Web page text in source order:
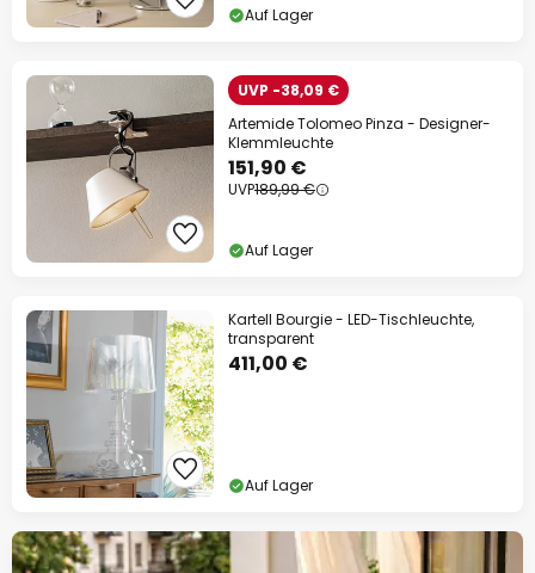
Auf Lager
UVP -38,09 €
Artemide Tolomeo Pinza - Designer-
Klemmleuchte
151,90 €
UVP189,99 €
Auf Lager
Kartell Bourgie - LED-Tischleuchte,
transparent
411,00 €
Auf Lager